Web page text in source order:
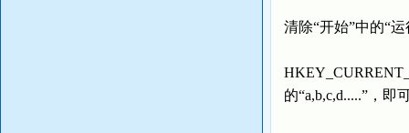
清除“开始”中的“
的“a,b,c,d.....”，即